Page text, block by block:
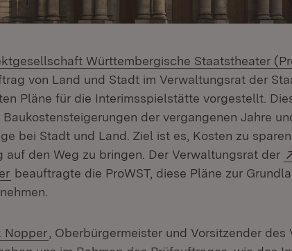
Württembergische Staatstheater
von Land und Stadt im Verwaltungsrat der
Pläne für die Interimsspielstätte vorgestellt.
der vergangenen Jahre
bei Stadt und Land. Ziel ist es, Kosten zu
auf den Weg zu bringen. Der Verwaltungsrat der
(Öffnet in neuem Fenster)
beauftragte die ProWST, diese Pläne zur
Nopper (Öffnet in neuem Fenster)
, Oberbürgermeister und Vorsitzender des